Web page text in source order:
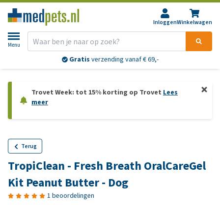
InloggenWinkelwagen
Menu
Gratis verzending vanaf € 69,-
Trovet Week: tot 15% korting op Trovet Lees
meer
Terug
TropiClean - Fresh Breath OralCareGel
Kit Peanut Butter - Dog
1 beoordelingen